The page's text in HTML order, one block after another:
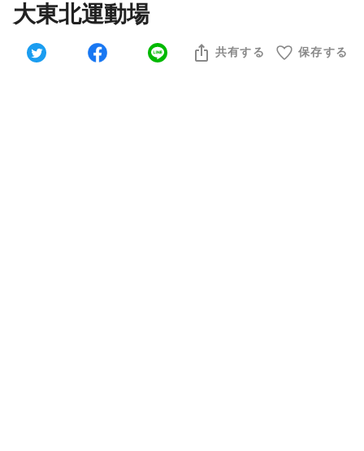
大東北運動場
共有する 保存する